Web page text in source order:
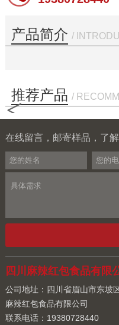
产品简介 /
推荐产品 /
<
在线留言，邮寄样品，了
四川麻辣红包食品有限
公司地址：四川省眉山市东坡
麻辣红包食品有限公司
联系电话：19380728440